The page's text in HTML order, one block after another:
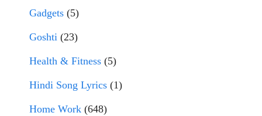
Gadgets (5)
Goshti (23)
Health & Fitness (5)
Hindi Song Lyrics (1)
Home Work (648)